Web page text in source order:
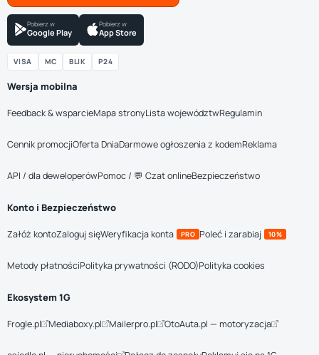
Pobierz w
Google Play
Pobierz w
App Store
VISA MC BLIK P24
Wersja mobilna
Feedback & wsparcieMapa stronyLista województwRegulamin
Cennik promocjiOferta DniaDarmowe ogłoszenia z kodemReklama
API / dla deweloperówPomoc / 💬 Czat onlineBezpieczeństwo
Konto i Bezpieczeństwo
Załóż kontoZaloguj sięWeryfikacja konta PRO Poleć i zarabiaj 10%
Metody płatnościPolityka prywatności (RODO)Polityka cookies
Ekosystem 1G
Frogle.pl Mediaboxy.pl Mailerpro.pl OtoAuta.pl — motoryzacja